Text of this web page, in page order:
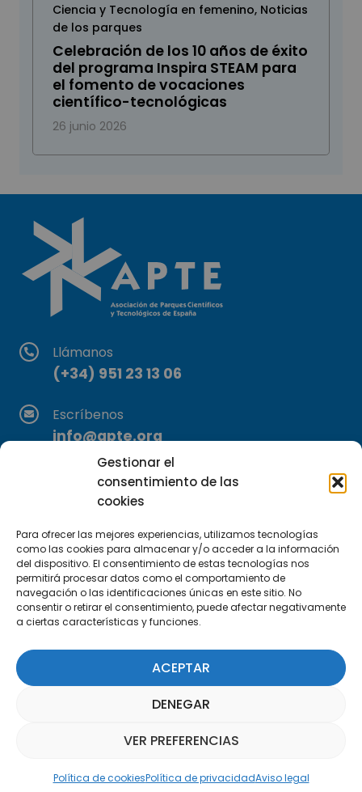
Gestionar el
consentimiento de las
cookies
Para ofrecer las mejores experiencias, utilizamos tecnologías
como las cookies para almacenar y/o acceder a la información
del dispositivo. El consentimiento de estas tecnologías nos
permitirá procesar datos como el comportamiento de
navegación o las identificaciones únicas en este sitio. No
consentir o retirar el consentimiento, puede afectar negativamente
a ciertas características y funciones.
ACEPTAR
DENEGAR
VER PREFERENCIAS
Política de cookiesPolítica de privacidadAviso legal
Ciencia y Tecnología en femenino, Noticias
de los parques
Celebración de los 10 años de éxito
del programa Inspira STEAM para
el fomento de vocaciones
científico-tecnológicas
26 junio 2026
Llámanos
(+34) 951 23 13 06
Escríbenos
info@apte.org
Encuéntranos
C/Marie Curie, 35
Suscríbete a nuestra Newsletter